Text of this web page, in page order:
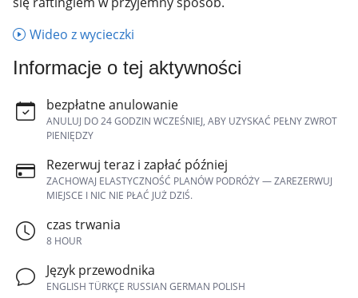
Wideo z wycieczki
Informacje o tej aktywności
bezpłatne anulowanie
ANULUJ DO 24 GODZIN WCZEŚNIEJ, ABY UZYSKAĆ PEŁNY ZWROT
PIENIĘDZY
Rezerwuj teraz i zapłać później
ZACHOWAJ ELASTYCZNOŚĆ PLANÓW PODRÓŻY — ZAREZERWUJ
MIEJSCE I NIC NIE PŁAĆ JUŻ DZIŚ.
czas trwania
8 HOUR
Język przewodnika
ENGLISH TÜRKÇE RUSSIAN GERMAN POLISH